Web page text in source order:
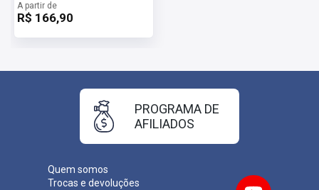
A partir de
R$ 166,90
Quem somos
Trocas e devoluções
PROGRAMA DE
AFILIADOS